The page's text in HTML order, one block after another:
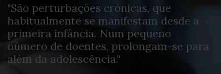
"São perturbações crónicas, que
habitualmente se manifestam desde a
primeira infância. Num pequeno
número de doentes, prolongam-se para
além da adolescência."